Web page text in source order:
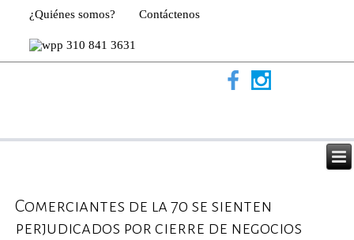
¿Quiénes somos? Contáctenos
310 841 3631
Comerciantes de la 70 se sienten
perjudicados por cierre de negocios